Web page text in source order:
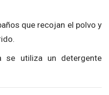
que recojan el polvo y
se utiliza un detergente